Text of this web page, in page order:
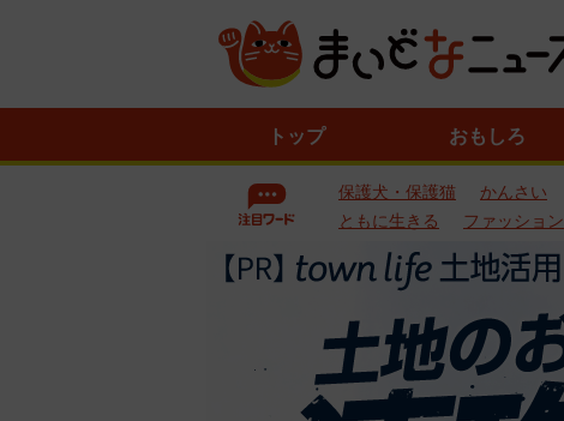
トップ おもしろ
保護犬・保護猫 かんさい
ともに生きる
ファッション